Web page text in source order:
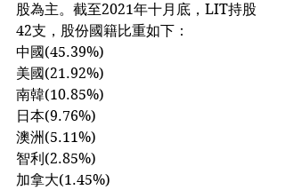
股為主。截至2021年十月底，LIT持股
42支，股份國籍比重如下：
中國(45.39%)
美國(21.92%)
南韓(10.85%)
日本(9.76%)
澳洲(5.11%)
智利(2.85%)
加拿大(1.45%)